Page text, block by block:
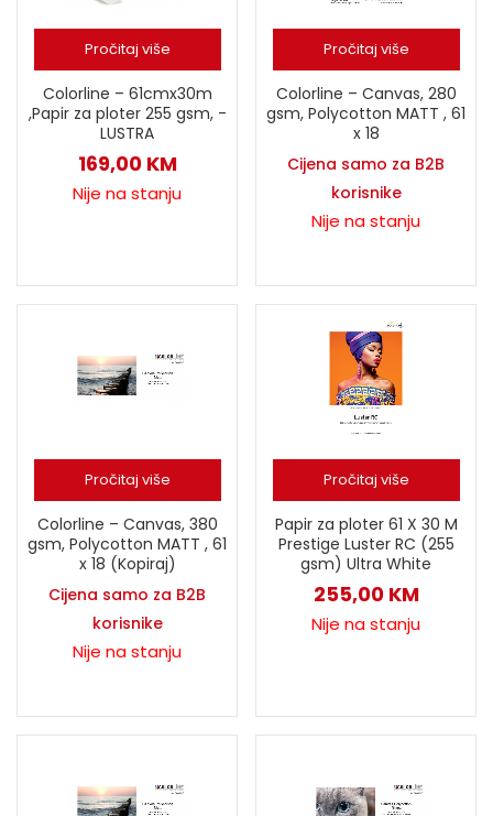
Pročitaj više
Colorline – 61cmx30m
,Papir za ploter 255 gsm, -
LUSTRA
169,00 KM
Nije na stanju
Pročitaj više
Colorline – Canvas, 280
gsm, Polycotton MATT , 61
x 18
Cijena samo za B2B
korisnike
Nije na stanju
Pročitaj više
Colorline – Canvas, 380
gsm, Polycotton MATT , 61
x 18 (Kopiraj)
Cijena samo za B2B
korisnike
Nije na stanju
Pročitaj više
Papir za ploter 61 X 30 M
Prestige Luster RC (255
gsm) Ultra White
255,00 KM
Nije na stanju